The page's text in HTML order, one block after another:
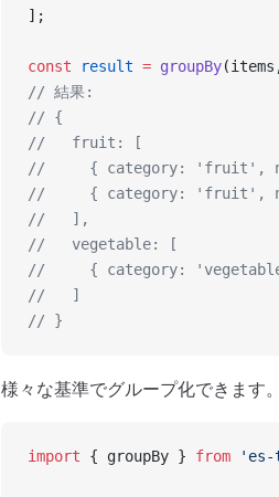
];
const result = groupBy
// 結果:
// {
//   fruit: [
//     { category: 'fruit',
//     { category: 'fruit',
//   ],
//   vegetable: [
//     { category:
//   ]
// }
様々な基準でグループ化できます。
import { groupBy } from 'es-